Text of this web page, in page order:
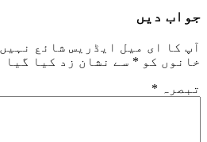
جواب دیں
آپ کا ای میل ایڈریس شائع
خانوں کو * سے نشان زد کیا گیا
تبصرہ *